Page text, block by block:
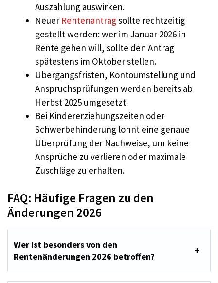
Auszahlung auswirken.
Neuer Rentenantragsollte rechtzeitig
gestellt werden: wer im Januar 2026 in
Rente gehen will, sollte den Antrag
spätestens im Oktober stellen.
Übergangsfristen, Kontoumstellung und
Anspruchsprüfungen werden bereits ab
Herbst 2025 umgesetzt.
Bei Kindererziehungszeiten oder
Schwerbehinderung lohnt eine genaue
Überprüfung der Nachweise, um keine
Ansprüche zu verlieren oder maximale
Zuschläge zu erhalten.
FAQ: Häufige Fragen zu den
Änderungen 2026
Wer ist besonders von den
Rentenänderungen 2026 betroffen?